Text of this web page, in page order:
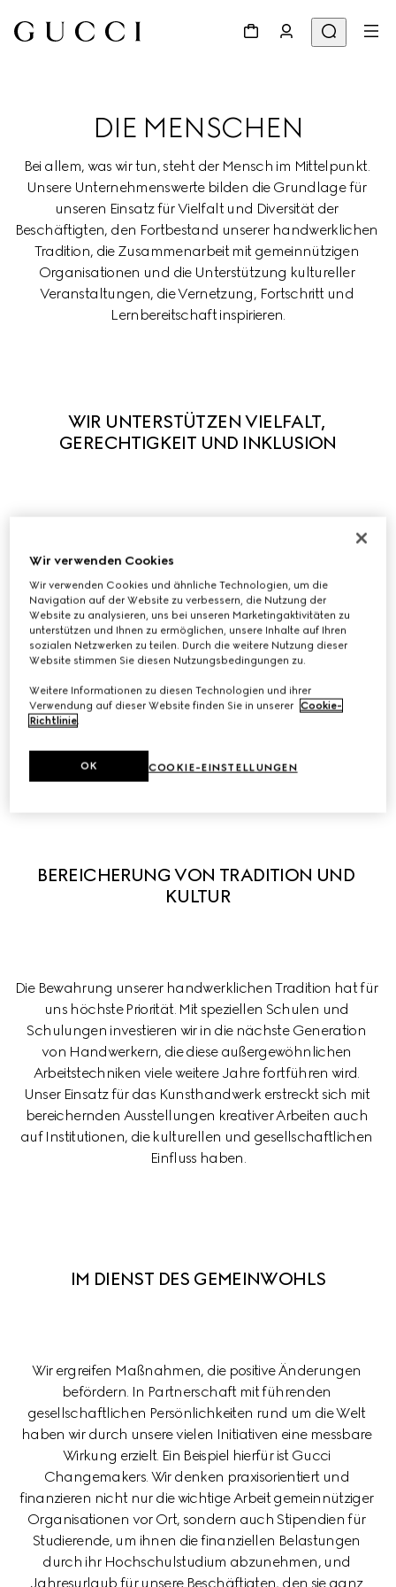
DIE MENSCHEN
Bei allem, was wir tun, steht der Mensch im Mittelpunkt.
Unsere Unternehmenswerte bilden die Grundlage für
unseren Einsatz für Vielfalt und Diversität der
Beschäftigten, den Fortbestand unserer handwerklichen
Tradition, die Zusammenarbeit mit gemeinnützigen
Organisationen und die Unterstützung kultureller
Veranstaltungen, die Vernetzung, Fortschritt und
Lernbereitschaft inspirieren.
WIR UNTERSTÜTZEN VIELFALT,
GERECHTIGKEIT UND INKLUSION
In Einklang mit unseren Prinzipien unterstützen wir aktiv
die Vielfalt in all ihren Formen, damit jeder Mensch seine
Individualität frei ausdrücken kann. Wir glauben, dass
unsere Besonderheit Kreativität und Innovation stimuliert.
Wir haben eine Reihe von Initiativen gestartet, um
Gerechtigkeit und Inklusion am Arbeitsplatz zu fördern,
und arbeiten mit führenden Organisationen zusammen,
um zu systemischen Veränderungen in unserer Branche
und anderswo beizutragen.
BEREICHERUNG VON TRADITION UND
KULTUR
Die Bewahrung unserer handwerklichen Tradition hat für
uns höchste Priorität. Mit speziellen Schulen und
Schulungen investieren wir in die nächste Generation
von Handwerkern, die diese außergewöhnlichen
Arbeitstechniken viele weitere Jahre fortführen wird.
Unser Einsatz für das Kunsthandwerk erstreckt sich mit
bereichernden Ausstellungen kreativer Arbeiten auch
auf Institutionen, die kulturellen und gesellschaftlichen
Einfluss haben.
IM DIENST DES GEMEINWOHLS
Wir ergreifen Maßnahmen, die positive Änderungen
befördern. In Partnerschaft mit führenden
gesellschaftlichen Persönlichkeiten rund um die Welt
haben wir durch unsere vielen Initiativen eine messbare
Wirkung erzielt. Ein Beispiel hierfür ist Gucci
Changemakers. Wir denken praxisorientiert und
finanzieren nicht nur die wichtige Arbeit gemeinnütziger
Organisationen vor Ort, sondern auch Stipendien für
Studierende, um ihnen die finanziellen Belastungen
durch ihr Hochschulstudium abzunehmen, und
Jahresurlaub für unsere Beschäftigten, den sie ganz
Wir verwenden Cookies
Wir verwenden Cookies und ähnliche Technologien, um die
Navigation auf der Website zu verbessern, die Nutzung der
Website zu analysieren, uns bei unseren Marketingaktivitäten zu
unterstützen und Ihnen zu ermöglichen, unsere Inhalte auf Ihren
sozialen Netzwerken zu teilen. Durch die weitere Nutzung dieser
Website stimmen Sie diesen Nutzungsbedingungen zu.
Weitere Informationen zu diesen Technologien und ihrer
Verwendung auf dieser Website finden Sie in unserer Cookie-
Richtlinie.
COOKIE-EINSTELLUNGEN
OK